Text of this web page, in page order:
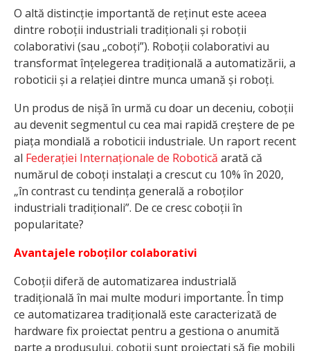
O altă distincție importantă de reținut este aceea
dintre roboții industriali tradiționali și roboții
colaborativi (sau „coboți”). Roboții colaborativi au
transformat înțelegerea tradițională a automatizării, a
roboticii și a relației dintre munca umană și roboți.
Un produs de nișă în urmă cu doar un deceniu, coboții
au devenit segmentul cu cea mai rapidă creștere de pe
piața mondială a roboticii industriale. Un raport recent
al Federației Internaționale de Robotică arată că
numărul de coboți instalați a crescut cu 10% în 2020,
„în contrast cu tendința generală a roboților
industriali tradiționali”. De ce cresc coboții în
popularitate?
Avantajele roboților colaborativi
Coboții diferă de automatizarea industrială
tradițională în mai multe moduri importante. În timp
ce automatizarea tradițională este caracterizată de
hardware fix proiectat pentru a gestiona o anumită
parte a produsului, coboții sunt proiectați să fie mobili